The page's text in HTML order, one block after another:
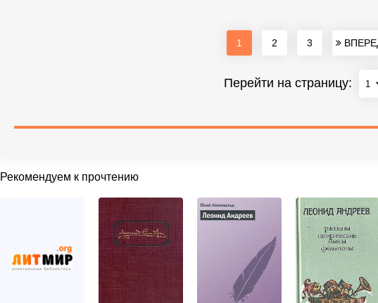
1 2 3
Перейти на страницу:
Рекомендуем к прочтению